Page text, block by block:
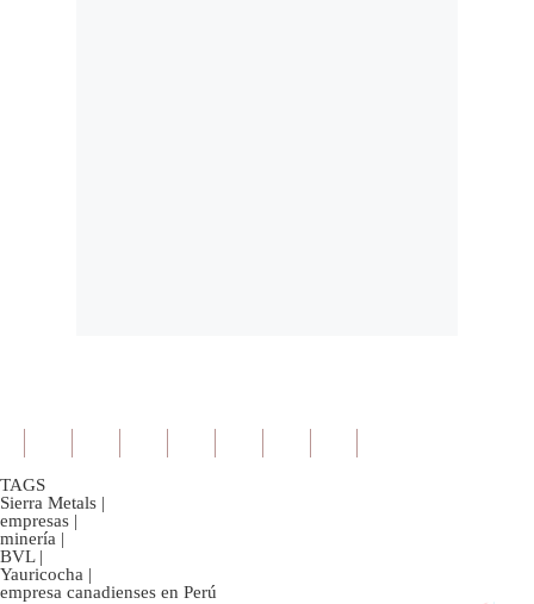
TAGS
Sierra Metals |
empresas |
minería |
BVL |
Yauricocha |
empresa canadienses en Perú